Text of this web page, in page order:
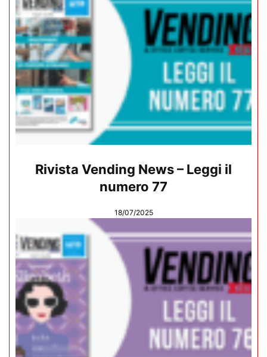
Rivista Vending News – Leggi il
numero 77
18/07/2025